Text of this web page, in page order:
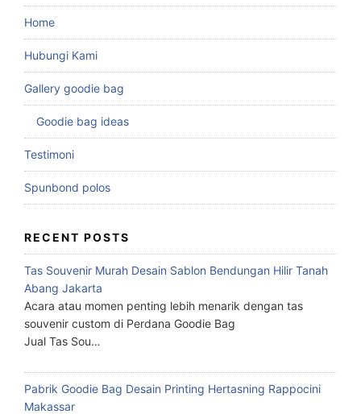
Home
Hubungi Kami
Gallery goodie bag
Goodie bag ideas
Testimoni
Spunbond polos
RECENT POSTS
Tas Souvenir Murah Desain Sablon Bendungan Hilir Tanah
Abang Jakarta
Acara atau momen penting lebih menarik dengan tas
souvenir custom di Perdana Goodie Bag
Jual Tas Sou…
Pabrik Goodie Bag Desain Printing Hertasning Rappocini
Makassar